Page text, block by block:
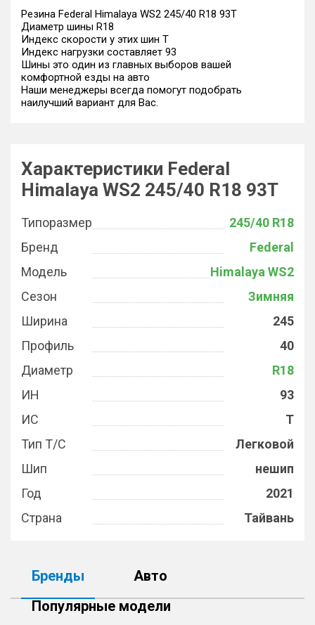
Резина Federal Himalaya WS2 245/40 R18 93T
Диаметр шины R18
Индекс скорости у этих шин T
Индекс нагрузки составляет 93
Шины это один из главных выборов вашей
комфортной езды на авто
Наши менеджеры всегда помогут подобрать
наилучший вариант для Вас.
Характеристики Federal
Himalaya WS2 245/40 R18 93T
Типоразмер
245/40 R18
Бренд
Federal
Модель
Himalaya WS2
Сезон
Зимняя
Ширина
245
Профиль
40
Диаметр
R18
ИН
93
ИС
T
Тип Т/С
Легковой
Шип
нешип
Год
2021
Страна
Тайвань
Бренды
Авто
Популярные модели